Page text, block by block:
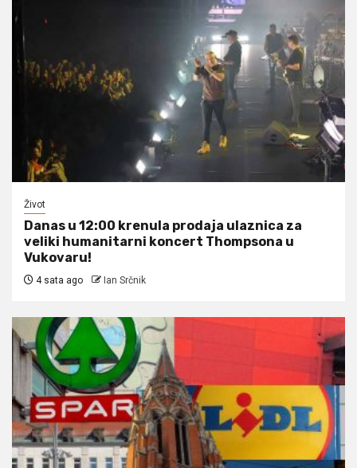
Život
Danas u 12:00 krenula prodaja ulaznica za
veliki humanitarni koncert Thompsona u
Vukovaru!
4 sata ago Ian Srčnik